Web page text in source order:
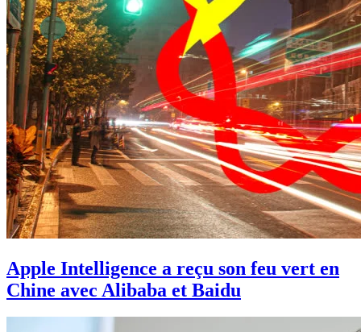
Apple Intelligence a reçu son feu vert en
Chine avec Alibaba et Baidu